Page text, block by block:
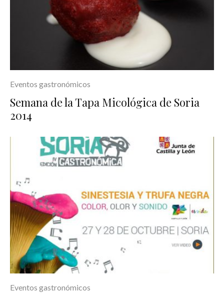
Eventos gastronómicos
Semana de la Tapa Micológica de Soria
2014
Eventos gastronómicos